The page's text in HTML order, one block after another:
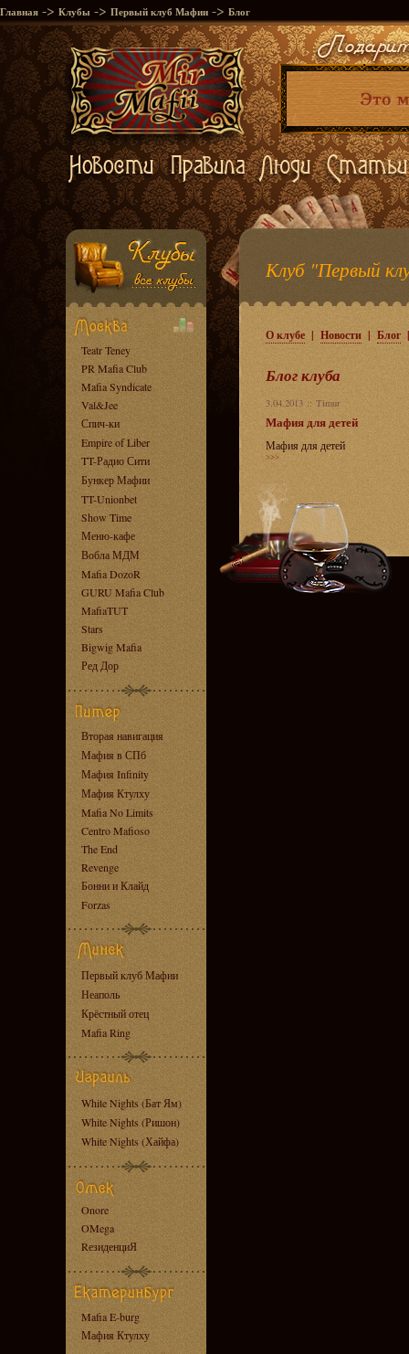
Главная -> Клубы -> Первый клуб Мафии -> Блог
Teatr Teney
PR Mafia Club
Mafia Syndicate
Val&Jee
Спич-ки
Empire of Liber
TT-Радио Сити
Бункер Мафии
TT-Unionbet
Show Time
Меню-кафе
Вобла МДМ
Mafia DozoR
GURU Mafia Club
MafiaTUT
Stars
Bigwig Mafia
Ред Дор
Вторая навигация
Мафия в СПб
Мафия Infinity
Мафия Ктулху
Mafia No Limits
Centro Mafioso
The End
Revenge
Бонни и Клайд
Forzas
Первый клуб Мафии
Неаполь
Крёстный отец
Mafia Ring
White Nights (Бат Ям)
White Nights (Ришон)
White Nights (Хайфа)
Onore
OMega
RезиденциЯ
Mafia E-burg
Мафия Ктулху
Клуб "Первый
О клубе |Новости | Блог
Блог клуба
3.04.2013 :: Timur
Мафия для детей
Мафия для детей
>>>